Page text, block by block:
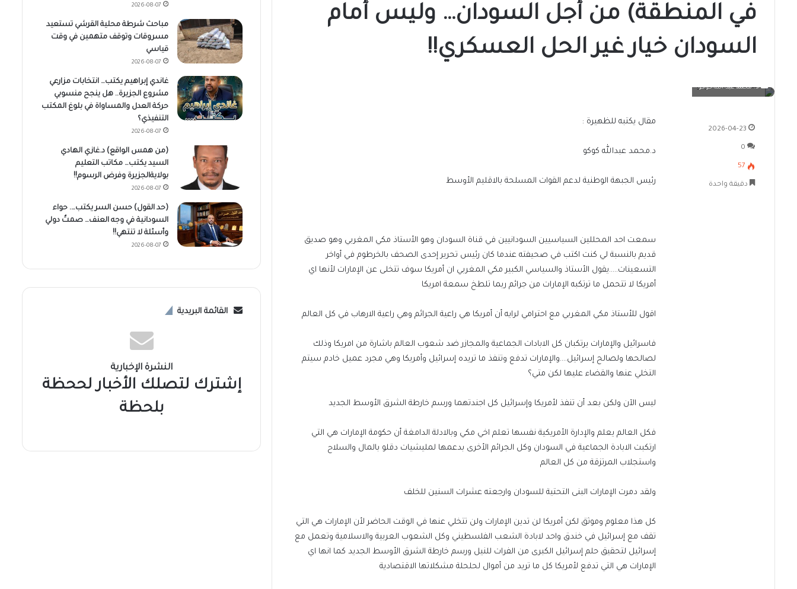
في المنطقة) من أجل السودان… وليس أمام
السودان خيار غير الحل العسكري!!
د. محمد عبد الله كوكو
مقال يكتبه للظهيرة :
د.محمد عبدالله كوكو
رئيس الجبهة الوطنية لدعم القوات المسلحة بالاقليم الأوسط
سمعت احد المحللين السياسيين السودانيين في قناة السودان وهو الأستاذ مكي المغربي وهو صديق
قديم بالنسبة لي كنت اكتب في صحيفته عندما كان رئيس تحرير إحدى الصحف بالخرطوم في أواخر
التسعينات…..يقول الأستاذ والسياسي الكبير مكي المغربي ان أمريكا سوف تتخلى عن الإمارات لأنها اي
أمريكا لا تتحمل ما ترتكبه الإمارات من جرائم ربما تلطخ سمعة امريكا
اقول للأستاذ مكي المغربي مع احترامي لرايه أن أمريكا هي راعية الجرائم وهي راعية الارهاب في كل العالم
فاسرائيل والإمارات يرتكبان كل الابادات الجماعية والمجازر ضد شعوب العالم باشارة من امريكا وذلك
لصالحها ولصالح إسرائيل….والإمارات تدفع وتنفذ ما تريده إسرائيل وأمريكا وهي مجرد عميل خادم سيتم
التخلي عنها والقضاء عليها لكن متي؟
ليس الآن ولكن بعد أن تنفذ لأمريكا وإسرائيل كل اجندتهما ورسم خارطة الشرق الأوسط الجديد
فكل العالم يعلم والإدارة الأمريكية نفسها تعلم اخي مكي وبالادلة الدامغة أن حكومة الإمارات هي التي
ارتكبت الابادة الجماعية في السودان وكل الجرائم الأخرى بدعمها لمليشيات دقلو بالمال والسلاح
واستجلاب المرتزقة من كل العالم
ولقد دمرت الإمارات البنى التحتية للسودان وارجعته عشرات السنين للخلف
كل هذا معلوم وموثق لكن أمريكا لن تدين الإمارات ولن تتخلي عنها في الوقت الحاضر لأن الإمارات هي التي
تقف مع إسرائيل في خندق واحد لابادة الشعب الفلسطيني وكل الشعوب العربية والاسلامية وتعمل مع
إسرائيل لتحقيق حلم إسرائيل الكبرى من الفرات للنيل ورسم خارطة الشرق الأوسط الجديد كما انها اي
الإمارات هي التي تدفع لأمريكا كل ما تريد من أموال لحلحلة مشكلاتها الاقتصادية
2026-04-23
0
57
دقيقة واحدة
2026-08-07
مباحث شرطة محلية القرشي تستعيد
مسروقات وتوقف متهمين في وقت
قياسي
2026-08-07
غاندي إبراهيم يكتب… انتخابات مزارعي
مشروع الجزيرة.. هل ينجح منسوبي
حركة العدل والمساواة في بلوغ المكتب
التنفيذي؟
2026-08-07
(من همس الواقع) د.غازي الهادي
السيد يكتب… مكاتب التعليم
بولايةالجزيرة وفرض الرسوم!!
2026-08-07
(حد القول) حسن السر يكتب…. حواء
السودانية في وجه العنف… صمتٌ دولي
وأسئلة لا تنتهي!!
2026-08-07
القائمة البريدية
النشرة الإخبارية
إشترك لتصلك الأخبار لححظة
بلحظة